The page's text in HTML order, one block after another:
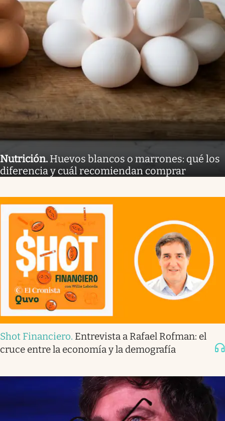
Nutrición. Huevos blancos o marrones: qué los
diferencia y cuál recomiendan comprar
Shot Financiero. Entrevista a Rafael Rofman: el
cruce entre la economía y la demografía